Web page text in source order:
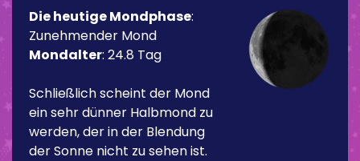
Die heutige Mondphase:
Zunehmender Mond
Mondalter: 24.8 Tag
Schließlich scheint der Mond
ein sehr dünner Halbmond zu
werden, der in der Blendung
der Sonne nicht zu sehen ist.